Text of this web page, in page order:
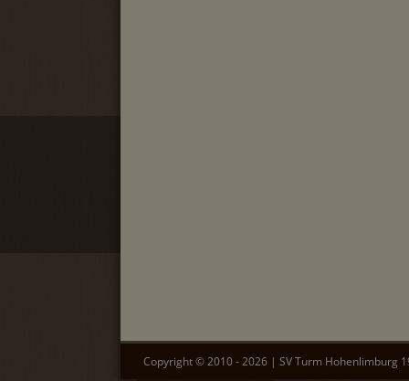
Copyright ©2010-2026 | SV Turm Hohenlimburg